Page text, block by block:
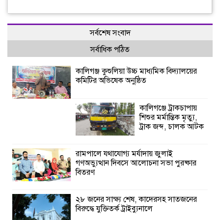
সর্বশেষ সংবাদ
সর্বাধিক পঠিত
কালিগঞ্জ কুশুলিয়া উচ্চ মাধ্যমিক বিদ্যালয়ের
কমিটির অভিষেক অনুষ্ঠিত
কালিগঞ্জে ট্রাকচাপায়
শিশুর মর্মান্তিক মৃত্যু,
ট্রাক জব্দ, চালক আটক
রামপালে যথাযোগ্য মর্যাদায় জুলাই
গণঅভ্যুত্থান দিবসে আলোচনা সভা পুরষ্কার
বিতরণ
২৮ জনের সাক্ষ্য শেষ, কাদেরসহ সাতজনের
বিরুদ্ধে যুক্তিতর্ক ট্রাইব্যুনালে